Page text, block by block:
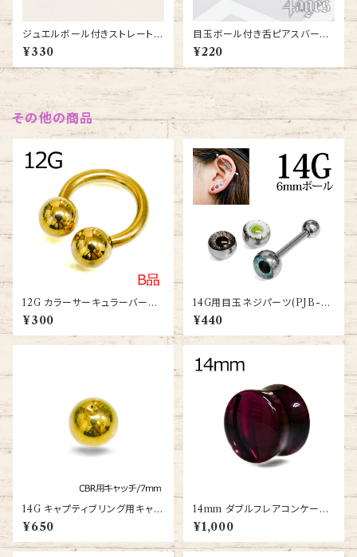
ジュエルボール付きストレートバ
ーベル 16G (BB-SJ-ORI-16G
-SS)
¥330
目玉ボール付き舌ピアスバーベ
ル14G(BS87-14G-SS)
¥220
その他の商品
12G カラーサーキュラーバーベ
ル(CBRT-12G-GP)
¥300
14G用目玉ネジパーツ(PJB-14
G-6MM-TH)
¥440
14G キャプティブリング用キャッ
チ7mm(DM-ST001-GP-BA)
¥650
14mm ダブルフレアコンケーブ
サドルガラスプラグ(PGL20-14
m)
¥1,000